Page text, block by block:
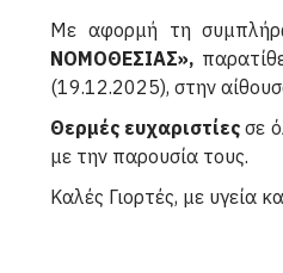
Με αφορμή τη
ΝΟΜΟΘΕΣΙΑΣ»,
(19.12.2025), στην
Θερμές ευχαριστίες σε
με την παρουσία τους.
Καλές Γιορτές, με υγεία